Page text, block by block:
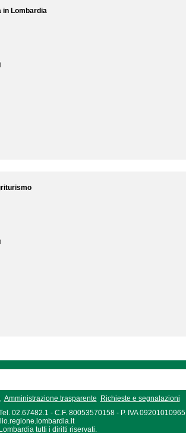
in Lombardia
Amministrazione trasparente
Richieste e segnalazioni
02.67482.1 - C.F. 80053570158 - P. IVA 09201010965
tutti i diritti riservati.